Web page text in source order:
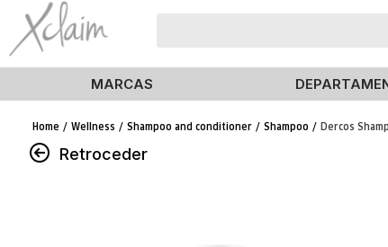
MARCAS
Wellness Shampoo and conditioner Shampoo Dercos
Retroceder